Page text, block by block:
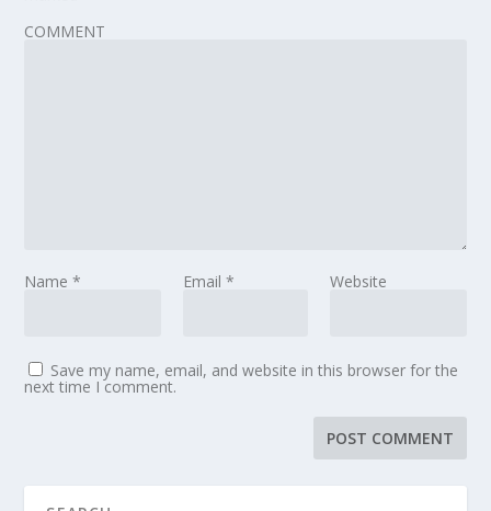
COMMENT
Name* Email * Website
Save my name, email, and website in this browser for the
next time I comment.